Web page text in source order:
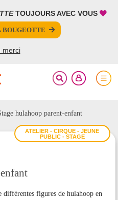
TOUJOURS AVEC VOUS
merci
hulahoop parent-enfant
ATELIER - CIRQUE - JEUNE
PUBLIC - STAGE
différentes figures de hulahoop en
FERMER
FERMER
a été effectuée.